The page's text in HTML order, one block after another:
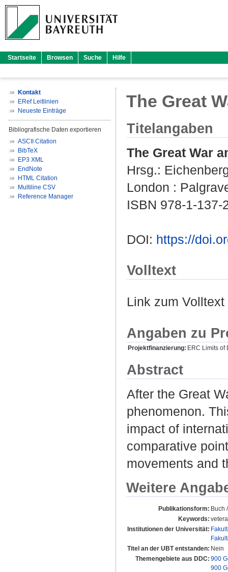
Startseite Browsen Suche Hilfe
Kontakt
ERef Leitlinien
Neueste Einträge
Bibliografische Daten exportieren
ASCII Citation
BibTeX
EP3 XML
EndNote
HTML Citation
Multiline CSV
Reference Manager
The Great
Titelangaben
The Great War
Hrsg.:
London :
ISBN 978-1-137-
DOI: https://
Volltext
Link zum
Angaben zu
Projektfinanzierung: ERC Limits of
Abstract
After the Great
phenomenon.
impact of
comparative
movements and
Weitere
Publikationsform: Buch
Keywords:
Institutionen der Universität:
Titel an der UBT entstanden: Nein
Themengebiete aus DDC: 900
900